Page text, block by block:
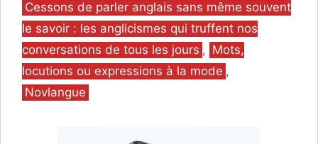
Catégories
Cessons de parler anglais sans même souvent
le savoir : les anglicismes qui truffent nos
conversations de tous les jours , Mots,
locutions ou expressions à la mode ,
Novlangue